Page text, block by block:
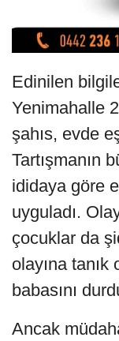
Edinilen
Yenimahalle
şahıs, evde
Tartışmanın
ididaya göre
uyguladı.
çocuklar da
olayına tanık
babasını
Ancak